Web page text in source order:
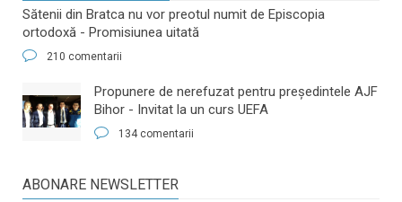
Sătenii din Bratca nu vor preotul numit de Episcopia
ortodoxă - Promisiunea uitată
210 comentarii
​Propunere de nerefuzat pentru preşedintele AJF
Bihor - Invitat la un curs UEFA
134 comentarii
ABONARE NEWSLETTER